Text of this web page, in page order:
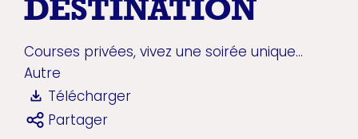
DESTINATION
Courses privées, vivez une soirée unique...
Autre
Télécharger
Partager